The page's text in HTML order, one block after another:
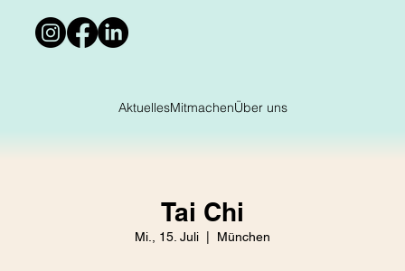
AktuellesMitmachenÜber uns
Tai Chi
Mi., 15. Juli
  |
München